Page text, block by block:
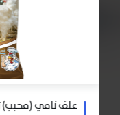
علف نامي (محبب)